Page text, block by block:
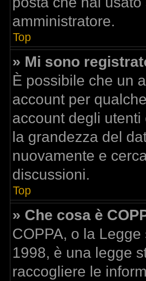
amministratore.
Top
» Mi sono
È possibile che un
account per
account degli
la grandezza del
nuovamente e
discussioni.
Top
» Che cosa è
COPPA, o la
1998, è una legge
raccogliere le